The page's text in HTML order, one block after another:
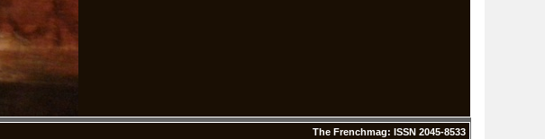
The Frenchmag: ISSN 2045-8533